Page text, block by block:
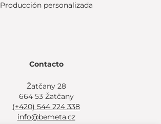
Producción personalizada
Contacto
Žatčany 28
664 53 Žatčany
(+420) 544 224 338
info@bemeta.cz